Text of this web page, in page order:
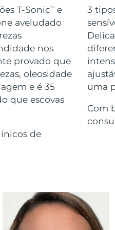
T-SonicTM
e
aveludado
nos
provado que
oleosidade
e é 35
que escovas
de
3
uma
Com
care essentials
Whitening Gel
Homens
Entrega prevista 8/15/26
Entrega prevista 8/11/26
Entrega prevista 8/14/26
8/13/26
Entrega prevista8/12/26
Entrega prevista8/11/26